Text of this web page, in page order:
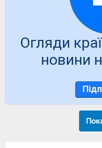
Огляди
новини